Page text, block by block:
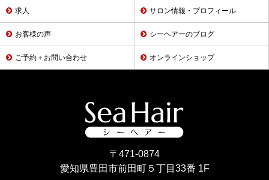
求人 サロン情報・プロフィール
お客様の声 シーヘアーのブログ
ご予約＋お問い合わせ オンラインショップ
〒471-0874
愛知県豊田市前田町５丁目33番 1F